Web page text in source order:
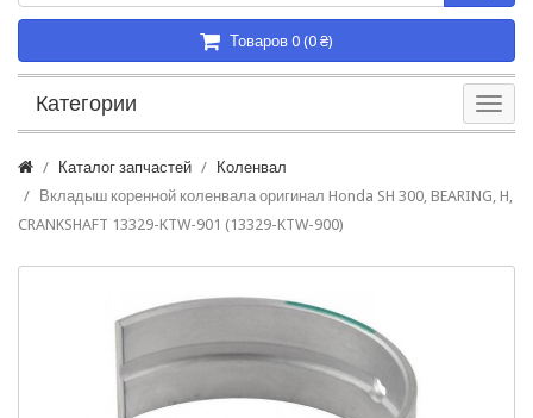
Товаров 0 (0 ₴)
Категории
Каталог запчастей
Коленвал
Вкладыш коренной коленвала оригинал Honda SH 300, BEARING, H,
CRANKSHAFT 13329-KTW-901 (13329-KTW-900)